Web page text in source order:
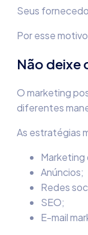
Seus
Por esse
Não deixe
O marketing
diferentes
As estratégias
Anúncios;
Redes
SEO;
E-mail